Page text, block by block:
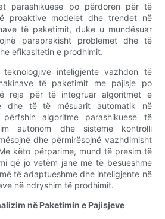
parashikuese po përdoren për të
proaktive modelet dhe trendet në
të paketimit, duke u mundësuar
paraprakisht problemet dhe të
efikasitetin e prodhimit.
inteligjente vazhdon të
të paketimit me pajisje po
reja për të integruar algoritmet e
dhe të të mësuarit automatik në
algoritme parashikuese të
autonom dhe sisteme kontrolli
dhe përmirësojnë vazhdimisht
këto përparime, mund të presim të
që jo vetëm janë më të besueshme
të adaptueshme dhe inteligjente në
në ndryshim të prodhimit.
në Paketimin e Pajisjeve